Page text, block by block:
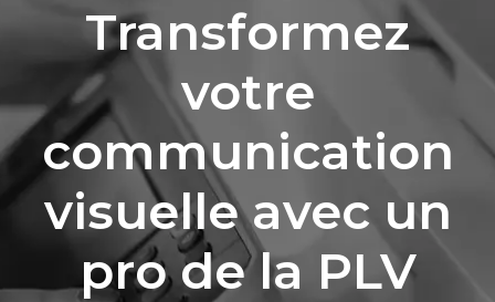
Transformez
votre
communication
visuelle avec un
pro de la PLV